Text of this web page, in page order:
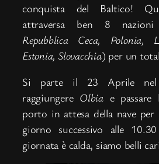
conquista del Baltico!
attraversa ben 8
Repubblica Ceca, Polonia,
Estonia, Slovacchia) per un
Si parte il 23 Aprile nel
raggiungere Olbia e
porto in attesa della nave
giorno successivo alle
giornata è calda, siamo belli